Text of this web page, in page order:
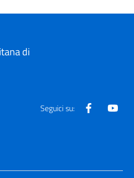
di
Seguici su: Facebook